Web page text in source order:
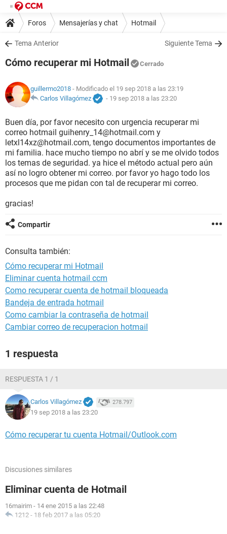
Foros Mensajerías y chat Hotmail
Tema Anterior Siguiente Tema
Cómo recuperar mi Hotmail Cerrado
guillermo2018 - Modificado el 19 sep 2018 a las 23:19
Carlos Villagómez
- 19 sep 2018 a las 23:20
Buen día, por favor necesito con urgencia recuperar mi
correo hotmail guihenry_14@hotmail.com y
letxl14xz@hotmail.com, tengo documentos importantes de
mi familia. hace mucho tiempo no abrí y se me olvido todos
los temas de seguridad. ya hice el método actual pero aún
así no logro obtener mi correo. por favor yo hago todo los
procesos que me pidan con tal de recuperar mi correo.
gracias!
Compartir
Consulta también:
Cómo recuperar mi Hotmail
Eliminar cuenta hotmail ccm
Como recuperar cuenta de hotmail bloqueada
Bandeja de entrada hotmail
Como cambiar la contraseña de hotmail
Cambiar correo de recuperacion hotmail
1 respuesta
RESPUESTA 1 / 1
Carlos Villagómez 278.797
19 sep 2018 a las 23:20
Cómo recuperar tu cuenta Hotmail/Outlook.com
Discusiones similares
Eliminar cuenta de Hotmail
16mairim - 14 ene 2015 a las 22:48
1212 - 18 feb 2017 a las 05:20